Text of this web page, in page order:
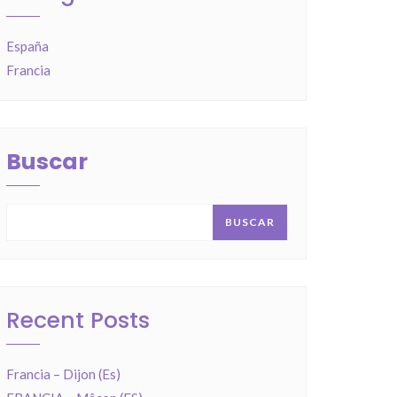
España
Francia
Buscar
BUSCAR
Recent Posts
Francia – Dijon (Es)